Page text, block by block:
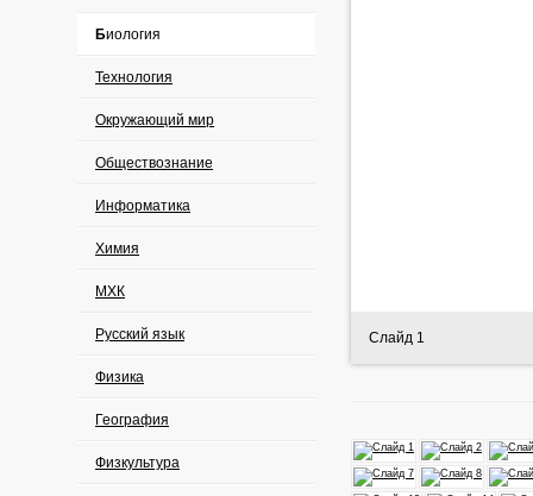
Биология
Технология
Окружающий мир
Обществознание
Информатика
Химия
МХК
Русский язык
Физика
География
Физкультура
Слайд 1